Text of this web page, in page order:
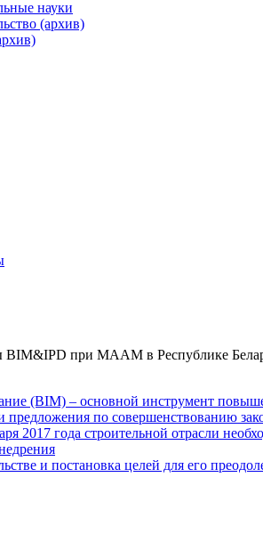
науки
(архив)
BIM&IPD при МААМ в Республике
(BIM) – основной инструмент
по совершенствованию
2017 года строительной отрасли
и постановка целей для его